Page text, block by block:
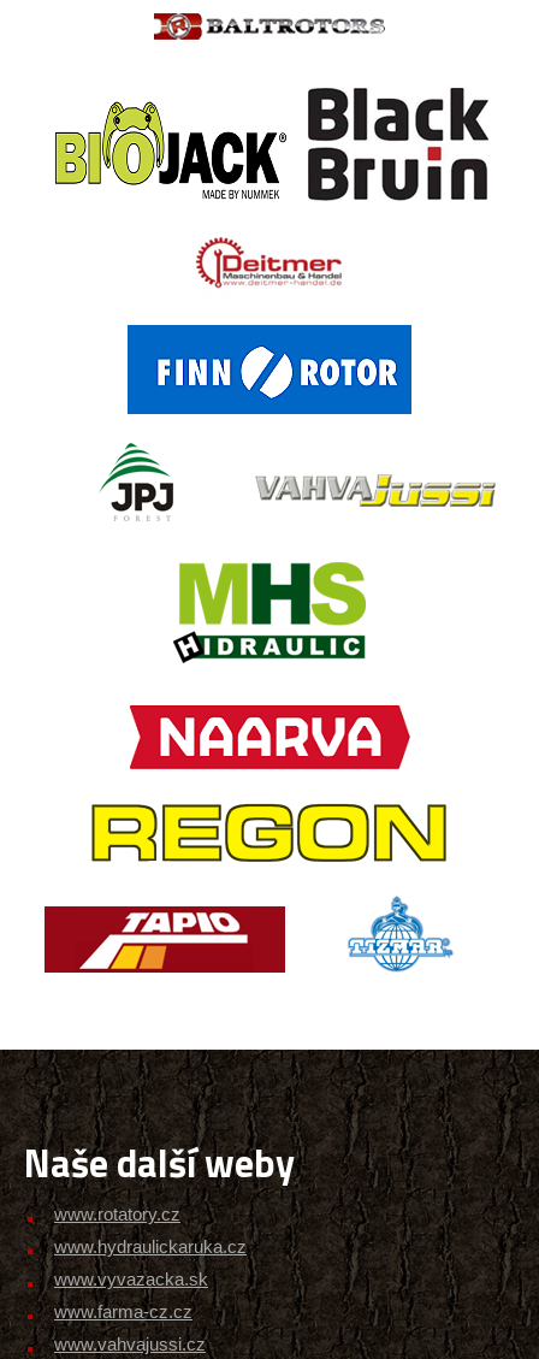
Naše další weby
www.rotatory.cz
www.hydraulickaruka.cz
www.vyvazacka.sk
www.farma-cz.cz
www.vahvajussi.cz